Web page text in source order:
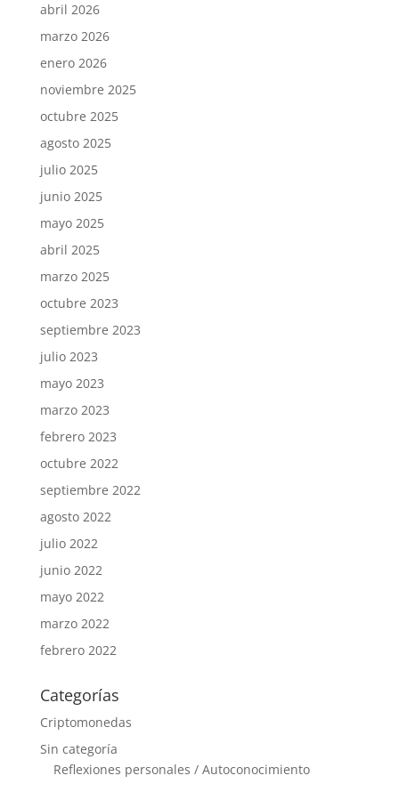
abril 2026
marzo 2026
enero 2026
noviembre 2025
octubre 2025
agosto 2025
julio 2025
junio 2025
mayo 2025
abril 2025
marzo 2025
octubre 2023
septiembre 2023
julio 2023
mayo 2023
marzo 2023
febrero 2023
octubre 2022
septiembre 2022
agosto 2022
julio 2022
junio 2022
mayo 2022
marzo 2022
febrero 2022
Categorías
Criptomonedas
Sin categoría
Reflexiones personales / Autoconocimiento